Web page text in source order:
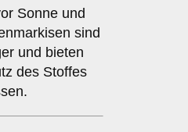
Sonne und
sind
und bieten
des Stoffes